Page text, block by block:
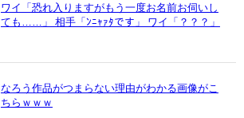
ワイ「恐れ入りますがもう一度お名前お伺いし
ても……」 相手「ﾝﾆｬｧﾀです」 ワイ「？？？」
なろう作品がつまらない理由がわかる画像がこ
ちらｗｗｗ